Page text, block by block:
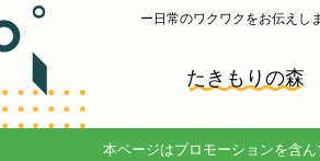
ー日常のワクワクをお伝えし
たきもりの森
本ページはプロモーションを含ん